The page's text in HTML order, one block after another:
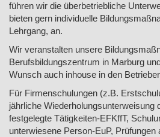
führen wir die überbetriebliche
bieten gern individuelle
Lehrgang, an.
Wir veranstalten unsere
Berufsbildungszentrum in Marburg
Wunsch auch inhouse in den
Für Firmenschulungen (z.B.
jährliche Wiederholungsunterweisung
festgelegte Tätigkeiten-EFKffT,
unterwiesene Person-EuP, Prüfungen